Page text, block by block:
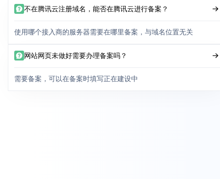
不在腾讯云注册域名，能否在腾讯云进行备案？
使用哪个接入商的服务器需要在哪里备案，与域名位置无关
网站网页未做好需要办理备案吗？
需要备案，可以在备案时填写正在建设中